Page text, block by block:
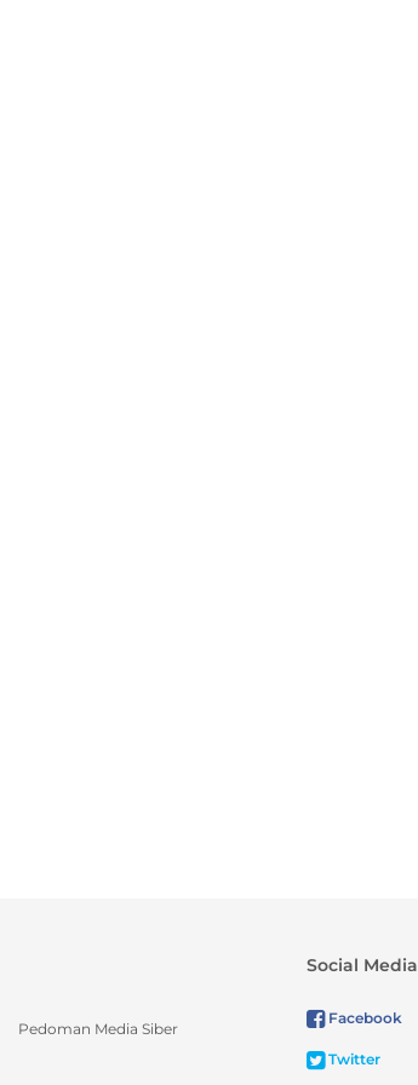
Pedoman Media Siber
Social Media
Facebook
Twitter